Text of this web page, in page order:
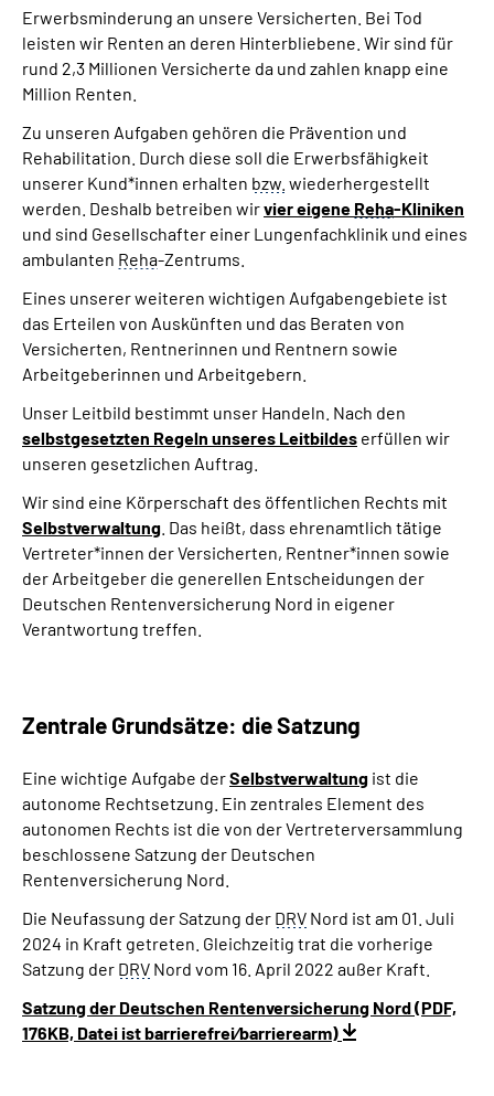
Erwerbsminderung an unsere Versicherten. Bei Tod
leisten wir Renten an deren Hinterbliebene. Wir sind für
rund 2,3 Millionen Versicherte da und zahlen knapp eine
Million Renten.
Zu unseren Aufgaben gehören die Prävention und
Rehabilitation. Durch diese soll die Erwerbsfähigkeit
unserer Kund*innen erhalten bzw. wiederhergestellt
werden. Deshalb betreiben wirvier eigene Reha-Kliniken
und sind Gesellschafter einer Lungenfachklinik und eines
ambulanten Reha-Zentrums.
Eines unserer weiteren wichtigen Aufgabengebiete ist
das Erteilen von Auskünften und das Beraten von
Versicherten, Rentnerinnen und Rentnern sowie
Arbeitgeberinnen und Arbeitgebern.
Unser Leitbild bestimmt unser Handeln. Nach den
selbstgesetzten Regeln unseres Leitbildes erfüllen wir
unseren gesetzlichen Auftrag.
Wir sind eine Körperschaft des öffentlichen Rechts mit
Selbstverwaltung . Das heißt, dass ehrenamtlich tätige
Vertreter*innen der Versicherten, Rentner*innen sowie
der Arbeitgeber die generellen Entscheidungen der
Deutschen Rentenversicherung Nord in eigener
Verantwortung treffen.
Zentrale Grundsätze: die Satzung
Eine wichtige Aufgabe derSelbstverwaltung ist die
autonome Rechtsetzung. Ein zentrales Element des
autonomen Rechts ist die von der Vertreterversammlung
beschlossene Satzung der Deutschen
Rentenversicherung Nord.
Die Neufassung der Satzung der DRV Nord ist am 01. Juli
2024 in Kraft getreten. Gleichzeitig trat die vorherige
Satzung der DRV Nord vom 16. April 2022 außer Kraft.
Satzung der Deutschen Rentenversicherung Nord (PDF,
176KB, Datei ist barrierefrei⁄barrierearm)